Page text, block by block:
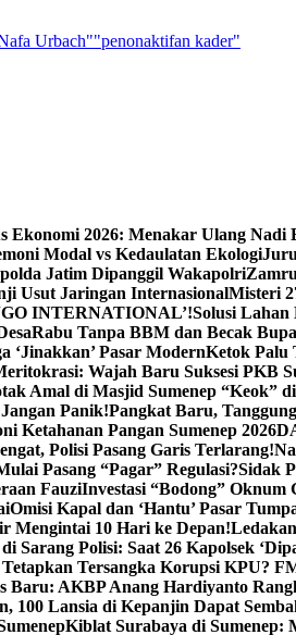
Urbach""penonaktifan kader"
Ekonomi 2026: Menakar Ulang Nadi
Modal vs Kedaulatan Ekologi
Jatim Dipanggil Wakapolri
Usut Jaringan InternasionalMisteri
INTERNATIONAL’!Solusi
Rabu Tanpa BBM dan Becak
‘Jinakkan’ Pasar ModernKetok Palu
Wajah Baru Suksesi PKB
Amal di Masjid Sumenep “Keok”
Panik!Pangkat Baru,
Pangan Sumenep 2026
Polisi Pasang Garis Terlarang!
Pasang “Pagar” Regulasi?Sidak
FauziInvestasi “Bodong” Oknum
Omisi Kapal dan ‘Hantu’ Pasar
Mengintai 10 Hari ke Depan!
Sarang Polisi: Saat 26 Kapolsek
Tersangka Korupsi KPU?
Baru: AKBP Anang Hardiyanto
100 Lansia di Kepanjin Dapat
Kiblat Surabaya di Sumenep: